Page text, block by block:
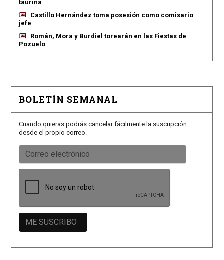
taurina
Castillo Hernández toma posesión como comisario
jefe
Román, Mora y Burdiel torearán en las Fiestas de
Pozuelo
BOLETÍN SEMANAL
Cuando quieras podrás cancelar fácilmente la suscripción
desde el propio correo.